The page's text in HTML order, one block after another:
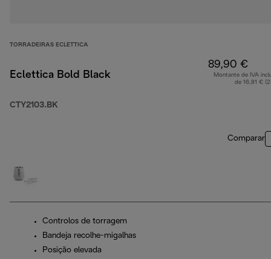
TORRADEIRAS ECLETTICA
Eclettica Bold Black
CTY2103.BK
89,90 €
Montante de IVA
de 16,81 €
Comparar
Controlos de torragem
Bandeja recolhe-migalhas
Posição elevada